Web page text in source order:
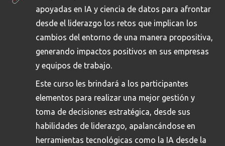
apoyadas en IA y ciencia de datos para afrontar
desde el liderazgo los retos que implican los
cambios del entorno de una manera propositiva,
generando impactos positivos en sus empresas
y equipos de trabajo.
Este curso les brindará a los participantes
elementos para realizar una mejor gestión y
toma de decisiones estratégica, desde sus
habilidades de liderazgo, apalancándose en
herramientas tecnológicas como la IA desde la